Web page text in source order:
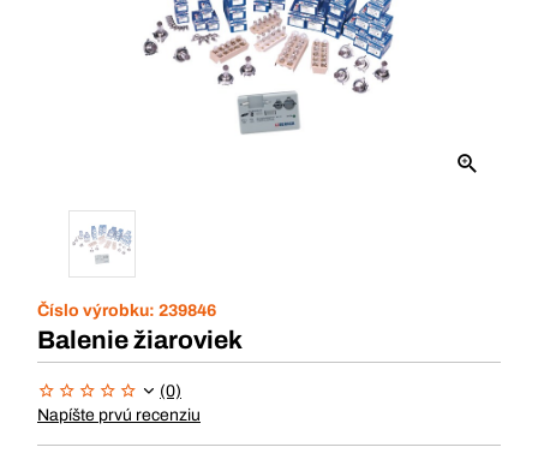
Číslo výrobku: 239846
Balenie žiaroviek
(0)
Napíšte prvú recenziu